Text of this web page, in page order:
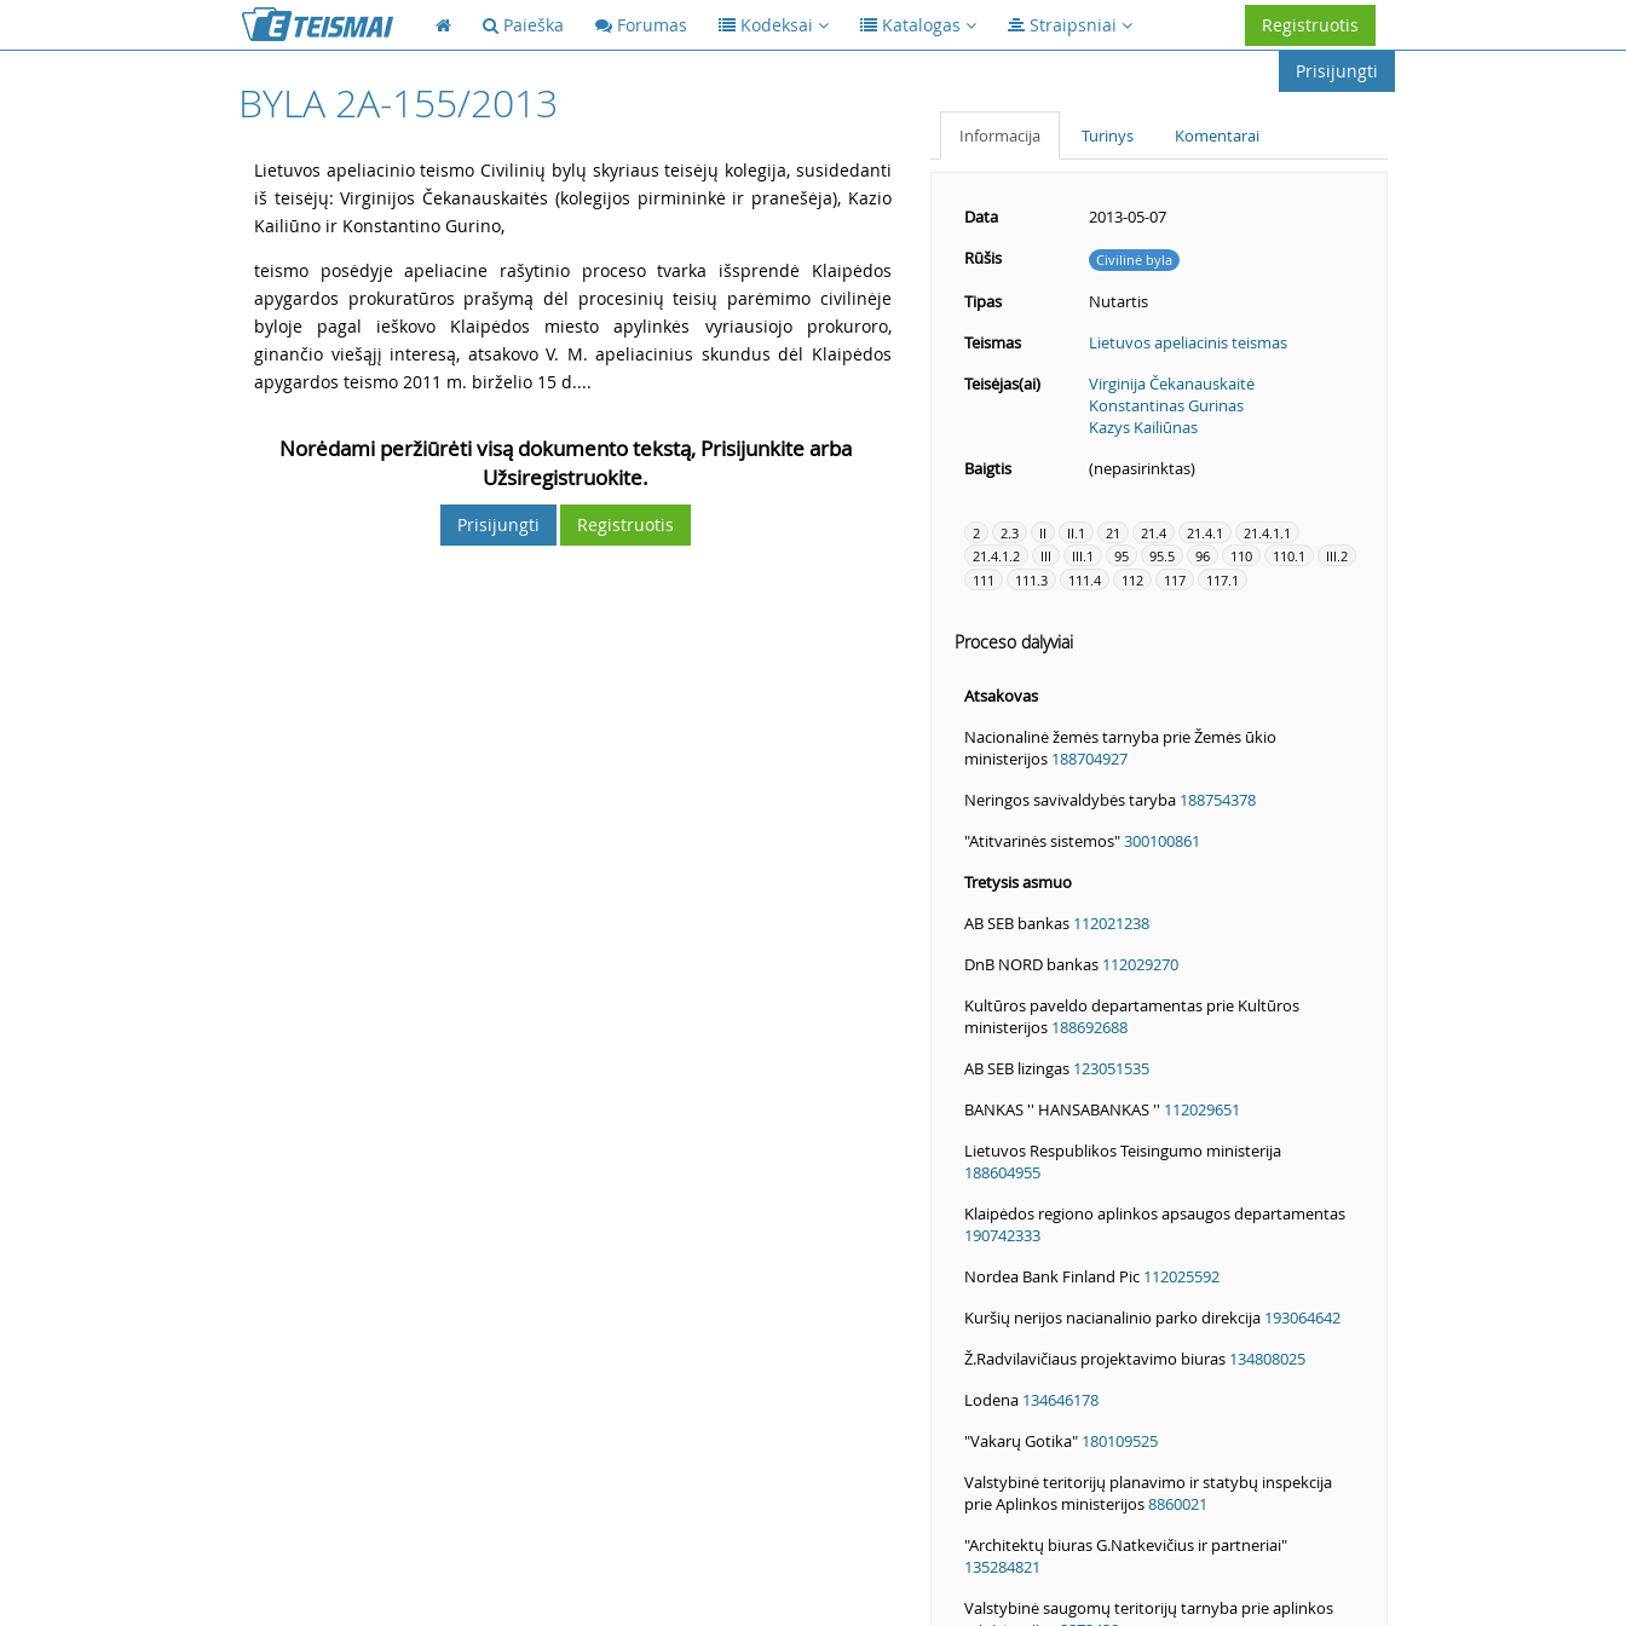
Paieška Forumas Kodeksai Katalogas Straipsniai
Registruotis
Prisijungti
BYLA 2A-155/2013
Lietuvos apeliacinio teismo Civilinių bylų skyriaus teisėjų kolegija, susidedanti
iš teisėjų: Virginijos Čekanauskaitės (kolegijos pirmininkė ir pranešėja), Kazio
Kailiūno ir Konstantino Gurino,
teismo posėdyje apeliacine rašytinio proceso tvarka išsprendė Klaipėdos
apygardos prokuratūros prašymą dėl procesinių teisių parėmimo civilinėje
byloje pagal ieškovo Klaipėdos miesto apylinkės vyriausiojo prokuroro,
ginančio viešąjį interesą, atsakovo V. M. apeliacinius skundus dėl Klaipėdos
apygardos teismo 2011 m. birželio 15 d....
Norėdami peržiūrėti visą dokumento tekstą, Prisijunkite arba
Užsiregistruokite.
Prisijungti Registruotis
Informacija Turinys Komentarai
Data
2013-05-07
Rūšis
Civilinė byla
Tipas
Nutartis
Teismas
Lietuvos apeliacinis teismas
Teisėjas(ai)
Virginija Čekanauskaitė
Konstantinas Gurinas
Kazys Kailiūnas
Baigtis
(nepasirinktas)
2 2.3 II II.1 21 21.4 21.4.1
21.4.1.1
21.4.1.2
III III.1 95 95.5 96 110 110.1
III.2
111
111.3 111.4 112 117 117.1
Proceso dalyviai
Atsakovas
Nacionalinė žemės tarnyba prie Žemės ūkio
ministerijos 188704927
Neringos savivaldybės taryba 188754378
"Atitvarinės sistemos"300100861
Tretysis asmuo
AB SEB bankas 112021238
DnB NORD bankas 112029270
Kultūros paveldo departamentas prie Kultūros
ministerijos 188692688
AB SEB lizingas 123051535
BANKAS '' HANSABANKAS '' 112029651
Lietuvos Respublikos Teisingumo ministerija
188604955
Klaipėdos regiono aplinkos apsaugos departamentas
190742333
Nordea Bank Finland Pic 112025592
Kuršių nerijos nacianalinio parko direkcija 193064642
Ž.Radvilavičiaus projektavimo biuras 134808025
Lodena 134646178
"Vakarų Gotika" 180109525
Valstybinė teritorijų planavimo ir statybų inspekcija
prie Aplinkos ministerijos8860021
"Architektų biuras G.Natkevičius ir partneriai"
135284821
Valstybinė saugomų teritorijų tarnyba prie aplinkos